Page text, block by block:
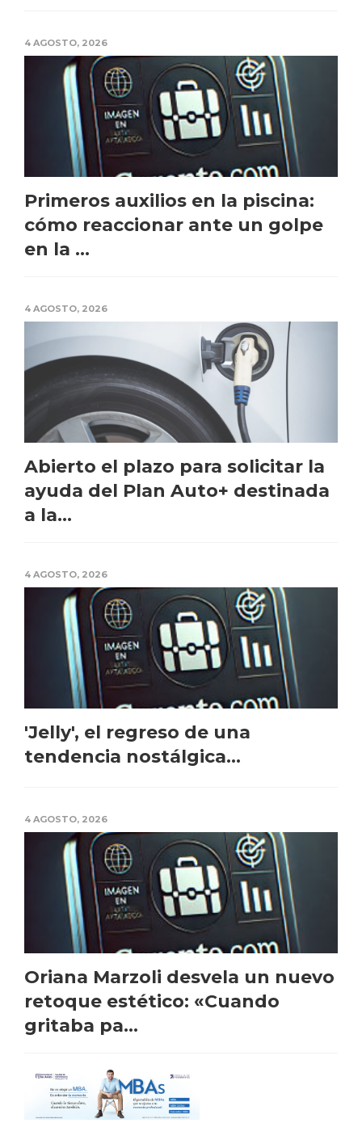
4 AGOSTO, 2026
Primeros auxilios en la piscina:
cómo reaccionar ante un golpe
en la ...
4 AGOSTO, 2026
Abierto el plazo para solicitar la
ayuda del Plan Auto+ destinada
a la...
4 AGOSTO, 2026
'Jelly', el regreso de una
tendencia nostálgica...
4 AGOSTO, 2026
Oriana Marzoli desvela un nuevo
retoque estético: «Cuando
gritaba pa...